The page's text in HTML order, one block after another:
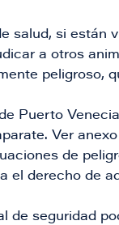
salud, si están
a otros
peligroso,
Puerto
Ver anexo
de
el derecho de
de seguridad